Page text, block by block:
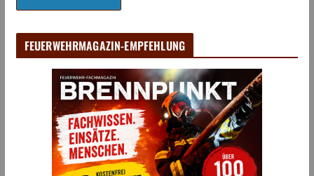
FEUERWEHRMAGAZIN-EMPFEHLUNG